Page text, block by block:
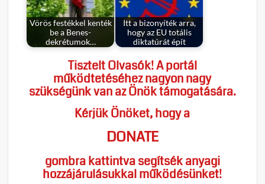
Vörös festékkel kenték
be a Benes-
dekrétumok…
Itt a bizonyíték arra,
hogy az EU totális
diktatúrát épít
Tisztelt Olvasók! A portál
működtetéséhez nagyon nagy
szükségünk van az Önök támogatására.
Kérjük Önöket, hogy a
DONATE
gombra kattintva segítsék anyagi
hozzájárulásukkal működésünket!